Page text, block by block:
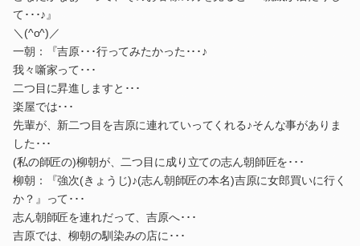
て･･･♪』
＼(^o^)／
一朝：『吉原･･･行ってみたかった･･･♪
我々噺家って･･･
二つ目に昇進しますと･･･
楽屋では･･･
先輩が、新二つ目を吉原に連れていってくれる♪そんな事がありま
した･･･
(私の師匠の)柳朝が、二つ目に成り立ての志ん朝師匠を･･･
柳朝：『強次(きょうじ)♪(志ん朝師匠の本名)吉原に女郎買いに行く
か？』って･･･
志ん朝師匠を連れだって、吉原へ･･･
吉原では、柳朝の馴染みの店に･･･